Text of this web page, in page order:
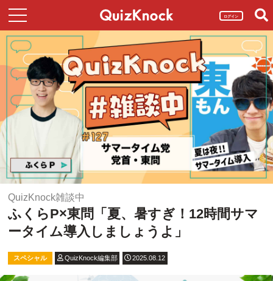
ログイン
QuizKnock雑談中
ふくらP×東問「夏、暑すぎ！12時間サマ
ータイム導入しましょうよ」
スペシャル QuizKnock編集部 2025.08.12